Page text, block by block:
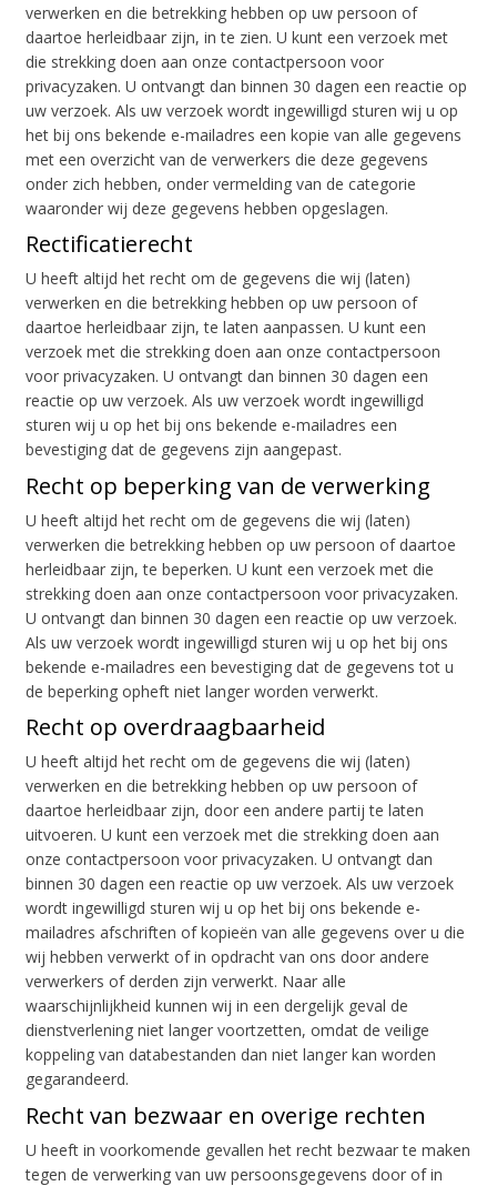
verwerken en die betrekking hebben op uw persoon of
daartoe herleidbaar zijn, in te zien. U kunt een verzoek met
die strekking doen aan onze contactpersoon voor
privacyzaken. U ontvangt dan binnen 30 dagen een reactie op
uw verzoek. Als uw verzoek wordt ingewilligd sturen wij u op
het bij ons bekende e-mailadres een kopie van alle gegevens
met een overzicht van de verwerkers die deze gegevens
onder zich hebben, onder vermelding van de categorie
waaronder wij deze gegevens hebben opgeslagen.
Rectificatierecht
U heeft altijd het recht om de gegevens die wij (laten)
verwerken en die betrekking hebben op uw persoon of
daartoe herleidbaar zijn, te laten aanpassen. U kunt een
verzoek met die strekking doen aan onze contactpersoon
voor privacyzaken. U ontvangt dan binnen 30 dagen een
reactie op uw verzoek. Als uw verzoek wordt ingewilligd
sturen wij u op het bij ons bekende e-mailadres een
bevestiging dat de gegevens zijn aangepast.
Recht op beperking van de verwerking
U heeft altijd het recht om de gegevens die wij (laten)
verwerken die betrekking hebben op uw persoon of daartoe
herleidbaar zijn, te beperken. U kunt een verzoek met die
strekking doen aan onze contactpersoon voor privacyzaken.
U ontvangt dan binnen 30 dagen een reactie op uw verzoek.
Als uw verzoek wordt ingewilligd sturen wij u op het bij ons
bekende e-mailadres een bevestiging dat de gegevens tot u
de beperking opheft niet langer worden verwerkt.
Recht op overdraagbaarheid
U heeft altijd het recht om de gegevens die wij (laten)
verwerken en die betrekking hebben op uw persoon of
daartoe herleidbaar zijn, door een andere partij te laten
uitvoeren. U kunt een verzoek met die strekking doen aan
onze contactpersoon voor privacyzaken. U ontvangt dan
binnen 30 dagen een reactie op uw verzoek. Als uw verzoek
wordt ingewilligd sturen wij u op het bij ons bekende e-
mailadres afschriften of kopieën van alle gegevens over u die
wij hebben verwerkt of in opdracht van ons door andere
verwerkers of derden zijn verwerkt. Naar alle
waarschijnlijkheid kunnen wij in een dergelijk geval de
dienstverlening niet langer voortzetten, omdat de veilige
koppeling van databestanden dan niet langer kan worden
gegarandeerd.
Recht van bezwaar en overige rechten
U heeft in voorkomende gevallen het recht bezwaar te maken
tegen de verwerking van uw persoonsgegevens door of in